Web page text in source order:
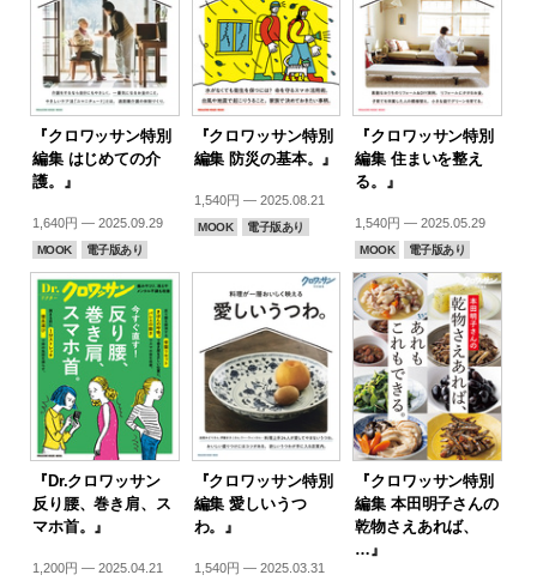
『クロワッサン特別
編集 はじめての介
護。』
1,640円 — 2025.09.29
MOOK 電子版あり
『クロワッサン特別
編集 防災の基本。』
1,540円 — 2025.08.21
MOOK 電子版あり
『クロワッサン特別
編集 住まいを整え
る。』
1,540円 — 2025.05.29
MOOK 電子版あり
『Dr.クロワッサン
反り腰、巻き肩、ス
マホ首。』
1,200円 — 2025.04.21
『クロワッサン特別
編集 愛しいうつ
わ。』
1,540円 — 2025.03.31
『クロワッサン特別
編集 本田明子さんの
乾物さえあれば、
…』